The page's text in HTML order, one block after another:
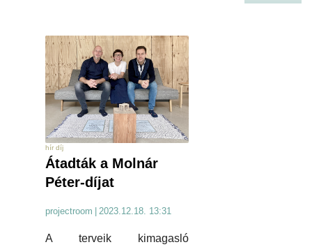
hír díj
Átadták a Molnár
Péter-díjat
projectroom 2023.12.18. 13:31
A terveik kimagasló